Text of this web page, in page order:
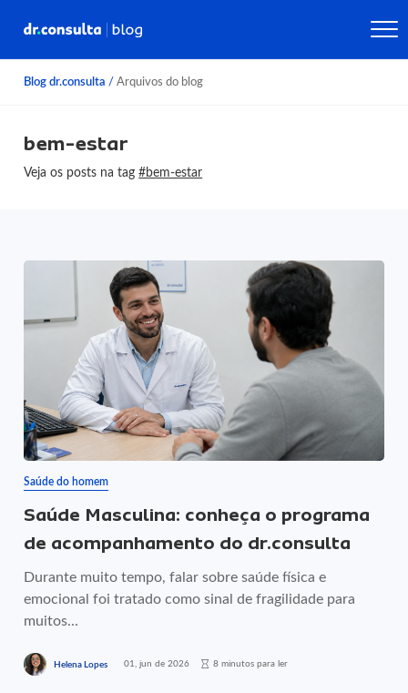
Blog dr.consulta / Arquivos do blog
bem-estar
Veja os posts na tag#bem-estar
Saúde do homem
Saúde Masculina: conheça o programa
de acompanhamento do dr.consulta
Durante muito tempo, falar sobre saúde física e
emocional foi tratado como sinal de fragilidade para
muitos...
Helena Lopes 01, jun de 2026 8 minutos para ler